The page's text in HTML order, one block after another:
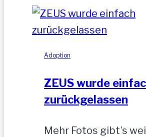
Rüde,
35
Adoption
ZEUS wurde
zurückgelassen
Mehr Fotos gibt’s